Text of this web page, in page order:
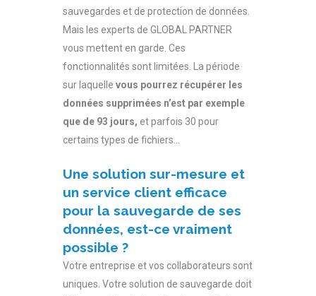
sauvegardes et de protection de données.
Mais les experts de GLOBAL PARTNER
vous mettent en garde. Ces
fonctionnalités sont limitées. La période
sur laquelle vous pourrez récupérer les
données supprimées n’est par exemple
que de 93 jours, et parfois 30 pour
certains types de fichiers…
Une solution sur-mesure et
un service client efficace
pour la sauvegarde de ses
données, est-ce vraiment
possible ?
Votre entreprise et vos collaborateurs sont
uniques. Votre solution de sauvegarde doit